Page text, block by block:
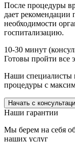
После процедуры
дает рекомендации
необходимости
госпитализацию.
10-30 минут
Готовы пройти все
Наши специалисты
процедуры с
Начать с
Наши гарантии
Мы берем на себя
наших услуг